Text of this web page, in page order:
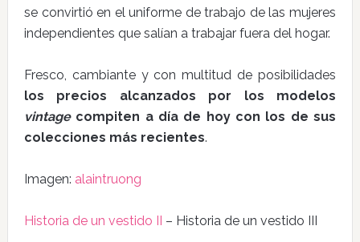
se convirtió en el uniforme de trabajo de las mujeres
independientes que salían a trabajar fuera del hogar.
Fresco, cambiante y con multitud de posibilidades
los precios alcanzados por los modelos
vintagecompiten a día de hoy con los de sus
colecciones más recientes.
Imagen: alaintruong
Historia de un vestido II – Historia de un vestido III